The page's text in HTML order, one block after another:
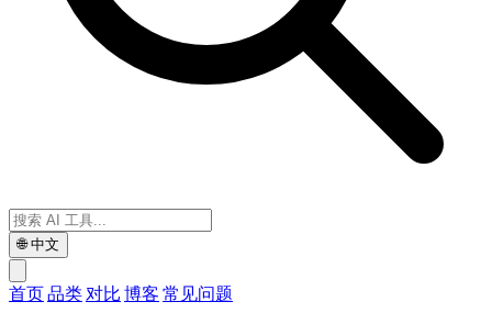
🌐中文
首页品类对比 博客 常见问题